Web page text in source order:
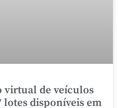
virtual de veículos
lotes disponíveis em